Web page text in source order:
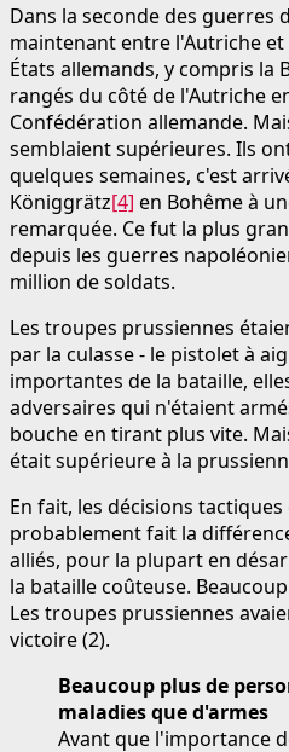
Dans la seconde des guerres
maintenant entre l'Autriche et
États allemands, y compris la
rangés du côté de l'Autriche
Confédération allemande.
semblaient supérieures. Ils
quelques semaines, c'est
Königgrätz[4] en Bohême à
remarquée. Ce fut la plus
depuis les guerres
million de soldats.
Les troupes prussiennes
par la culasse - le pistolet à
importantes de la bataille,
adversaires qui n'étaient
bouche en tirant plus vite.
était supérieure à la
En fait, les décisions
probablement fait la
alliés, pour la plupart en
la bataille coûteuse.
Les troupes prussiennes
victoire (2).
Beaucoup plus de
maladies que d'armes
Avant que l'importance